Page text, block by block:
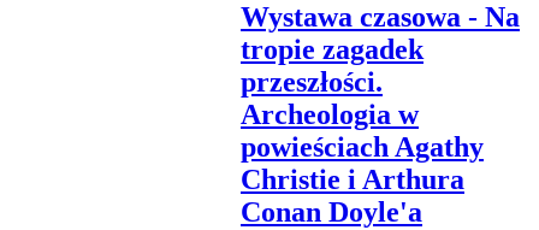
Wystawa czasowa - Na
tropie zagadek
przeszłości.
Archeologia w
powieściach Agathy
Christie i Arthura
Conan Doyle'a